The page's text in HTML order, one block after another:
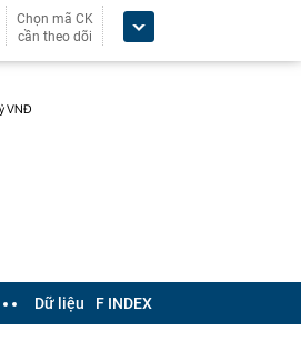
Chọn mã CK
cần theo dõi
Dữ liệu F INDEX